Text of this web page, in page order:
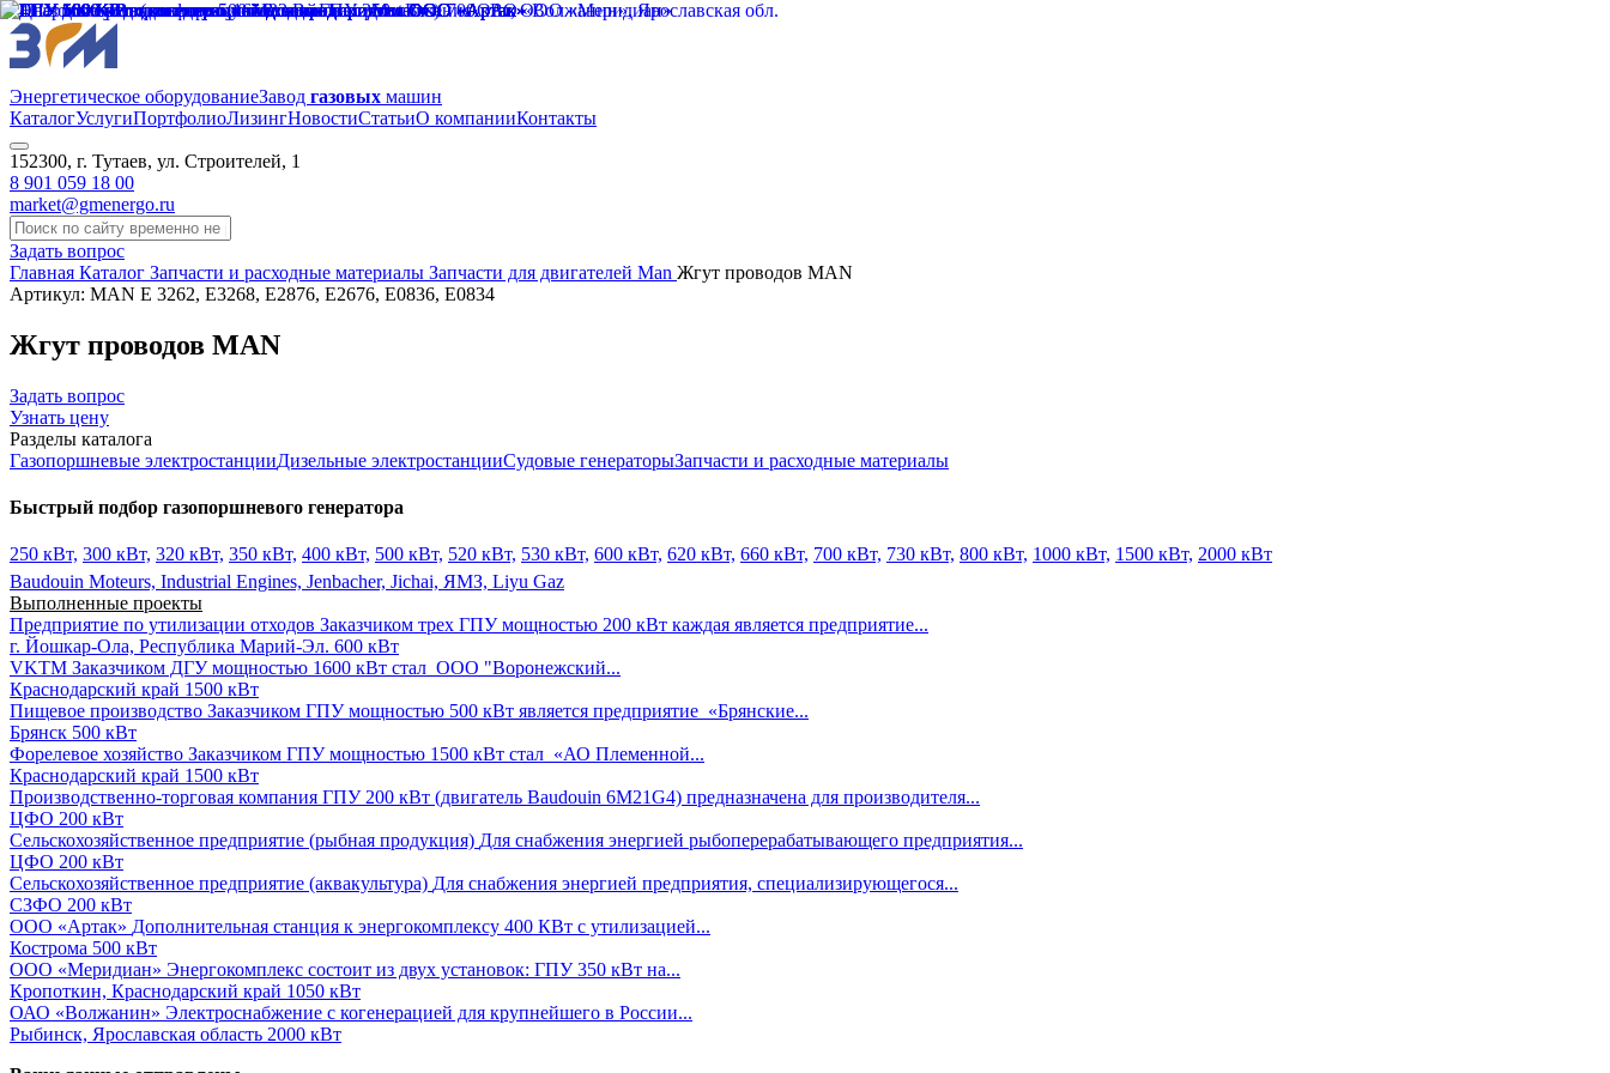
Энергетическое оборудованиеЗавод газовых машин
КаталогУслугиПортфолиоЛизингНовостиСтатьиО компанииКонтакты
152300, г. Тутаев, ул. Строителей, 1
8 901 059 18 00
market@gmenergo.ru
Задать вопрос
Главная Каталог Запчасти и расходные материалы Запчасти для двигателей Man Жгут проводов MAN
Артикул: MAN E 3262, E3268, E2876, E2676, E0836, E0834
Жгут проводов MAN
Задать вопрос
Узнать цену
Разделы каталога
Газопоршневые электростанцииДизельные электростанцииСудовые генераторыЗапчасти и расходные материалы
Быстрый подбор газопоршневого генератора
250 кВт, 300 кВт, 320 кВт, 350 кВт, 400 кВт, 500 кВт, 520 кВт, 530 кВт, 600 кВт, 620 кВт, 660 кВт, 700 кВт, 730 кВт, 800 кВт, 1000 кВт, 1500 кВт, 2000 кВт
Baudouin Moteurs, Industrial Engines, Jenbacher, Jichai, ЯМЗ, Liyu Gaz
Выполненные проекты
Предприятие по утилизации отходов Заказчиком трех ГПУ мощностью 200 кВт каждая является предприятие...
г. Йошкар-Ола, Республика Марий-Эл. 600 кВт
VKTM Заказчиком ДГУ мощностью 1600 кВт стал ООО "Воронежский...
Краснодарский край 1500 кВт
Пищевое производство Заказчиком ГПУ мощностью 500 кВт является предприятие «Брянские...
Брянск 500 кВт
Форелевое хозяйство Заказчиком ГПУ мощностью 1500 кВт стал «АО Племенной...
Краснодарский край 1500 кВт
Производственно-торговая компания ГПУ 200 кВт (двигатель Baudouin 6M21G4) предназначена для производителя...
ЦФО 200 кВт
Сельскохозяйственное предприятие (рыбная продукция) Для снабжения энергией рыбоперерабатывающего предприятия...
ЦФО 200 кВт
Сельскохозяйственное предприятие (аквакультура) Для снабжения энергией предприятия, специализирующегося...
СЗФО 200 кВт
ООО «Артак» Дополнительная станция к энергокомплексу 400 КВт с утилизацией...
Кострома 500 кВт
ООО «Меридиан» Энергокомплекс состоит из двух установок: ГПУ 350 кВт на...
Кропоткин, Краснодарский край 1050 кВт
ОАО «Волжанин» Электроснабжение с когенерацией для крупнейшего в России...
Рыбинск, Ярославская область 2000 кВт